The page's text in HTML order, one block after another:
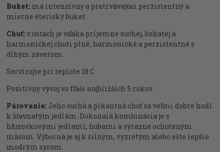
Buket: má intenzívny a pretrvávajúci perzistentný a
mierne éterický buket.
Chuť:v ústach je vďaka príjemne suchej, bohatej a
harmonickej chuti plné, harmonické a perzistentné s
dlhým záverom.
Servírujte pri teplote 18 C
Pozitívny vývoj vo fľaši najbližších 5 rokov.
Párovanie: Jeho suchá a pikantná chuť sa veľmi dobre hodí
k šťavnatým jedlám. Dokonalá kombinácia je s
hľuzovkovými jedlami, hubami a výrazne ochuteným
mäsom. Výborná je aj k silným, vyzretým alebo ešte lepšie
modrým syrom.